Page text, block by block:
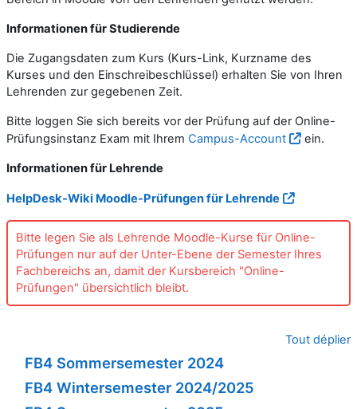
Informationen für Studierende
Die Zugangsdaten zum Kurs (Kurs-Link, Kurzname des
Kurses und den Einschreibeschlüssel) erhalten Sie von Ihren
Lehrenden zur gegebenen Zeit.
Bitte loggen Sie sich bereits vor der Prüfung auf der Online-
Prüfungsinstanz Exam mit Ihrem Campus-Account ein.
Informationen für Lehrende
HelpDesk-Wiki Moodle-Prüfungen für Lehrende
Bitte legen Sie als Lehrende Moodle-Kurse für Online-
Prüfungen nur auf der Unter-Ebene der Semester Ihres
Fachbereichs an, damit der Kursbereich "Online-
Prüfungen" übersichtlich bleibt.
Tout déplier
FB4 Sommersemester 2024
FB4 Wintersemester 2024/2025